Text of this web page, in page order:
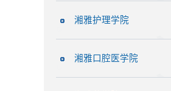
湘雅护理学院
湘雅口腔医学院